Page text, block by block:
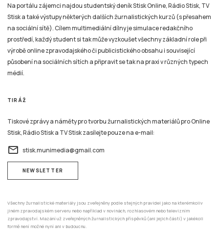
Na portálu zájemci najdou studentský deník Stisk Online, Rádio Stisk, TV
Stisk a také výstupy některých dalších žurnalistických kurzů (s přesahem
na sociální sítě). Cílem multimediální dílny je simulace redakčního
prostředí, každý student si tak může vyzkoušet všechny základní role při
výrobě online zpravodajského či publicistického obsahu i související
působení na sociálních sítích a připravit se tak na praxi v různých typech
médií.
TIRÁŽ
Tiskové zprávy a náměty pro tvorbu žurnalistických materiálů pro Online
Stisk, Rádio Stisk a TV Stisk zasílejte pouze na e-mail:
email stisk.munimedia@gmail.com
NEWSLETTER
Všechny žurnalistické materiály jsou zveřejněny podle stejných pravidel jako na kterémkoliv
jiném zpravodajském serveru nebo například v novinách, rozhlasovém nebo televizním
zpravodajství. Mazání už zveřejněných žurnalistických příspěvků (ani jejich částí) v jakékoli
formě není možné nyní ani v budoucnu.